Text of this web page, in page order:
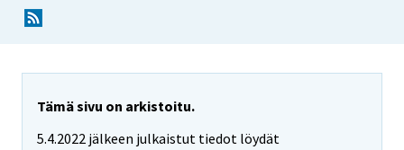
Tämä sivu on arkistoitu.
5.4.2022 jälkeen julkaistut tiedot löydät